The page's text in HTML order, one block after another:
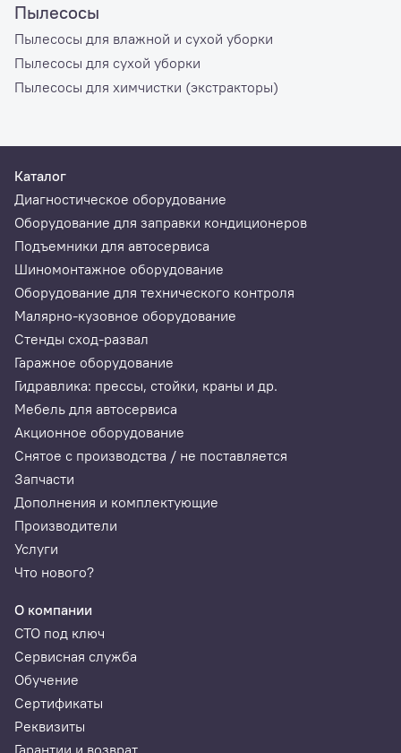
Пылесосы
Пылесосы для влажной и сухой уборки
Пылесосы для сухой уборки
Пылесосы для химчистки (экстракторы)
Каталог
Диагностическое оборудование
Оборудование для заправки кондиционеров
Подъемники для автосервиса
Шиномонтажное оборудование
Оборудование для технического контроля
Малярно-кузовное оборудование
Стенды сход-развал
Гаражное оборудование
Гидравлика: прессы, стойки, краны и др.
Мебель для автосервиса
Акционное оборудование
Снятое с производства / не поставляется
Запчасти
Дополнения и комплектующие
Производители
Услуги
Что нового?
О компании
СТО под ключ
Сервисная служба
Обучение
Сертификаты
Реквизиты
Гарантии и возврат